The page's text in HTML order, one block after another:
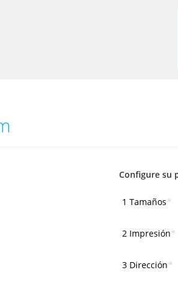
Configure su
1 Tamaños*
2 Impresión*
3 Dirección*